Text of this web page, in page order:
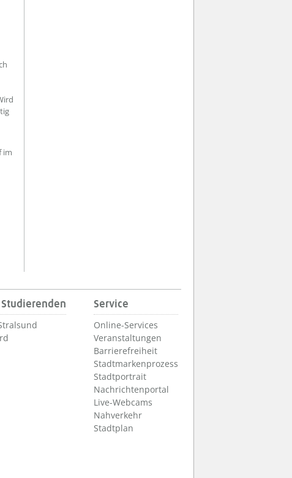
im
Studierenden Service
Online-Services
Veranstaltungen
Barrierefreiheit
Stadtmarkenprozess
Stadtportrait
Nachrichtenportal
Live-Webcams
Nahverkehr
Stadtplan